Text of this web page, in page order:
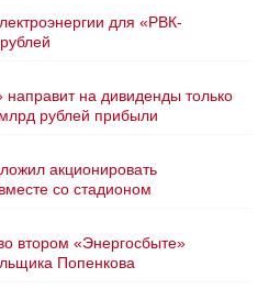
для «РВК-
на дивиденды только
рублей прибыли
акционировать
со стадионом
втором «Энергосбыте»
Попенкова